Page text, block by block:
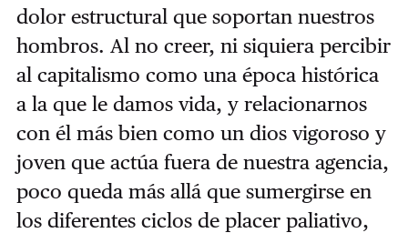
dolor estructural que soportan nuestros
hombros. Al no creer, ni siquiera percibir
al capitalismo como una época histórica
a la que le damos vida, y relacionarnos
con él más bien como un dios vigoroso y
joven que actúa fuera de nuestra agencia,
poco queda más allá que sumergirse en
los diferentes ciclos de placer paliativo,